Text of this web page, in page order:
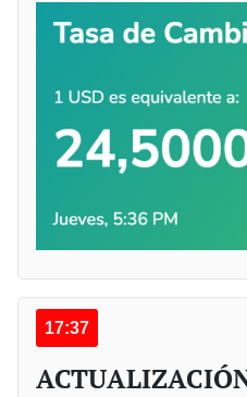
17:37